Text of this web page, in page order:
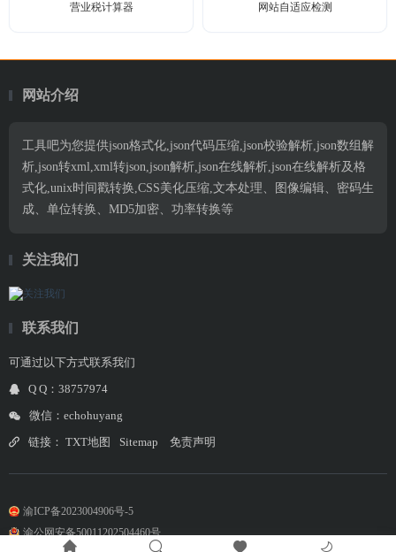
营业税计算器 网站自适应检测
网站介绍
工具吧为您提供json格式化,json代码压缩,json校验解析,json数组解
析,json转xml,xml转json,json解析,json在线解析,json在线解析及格
式化,unix时间戳转换,CSS美化压缩,文本处理、图像编辑、密码生
成、单位转换、MD5加密、功率转换等
关注我们
联系我们
可通过以下方式联系我们
Q Q：38757974
微信：echohuyang
链接： TXT地图 Sitemap 免责声明
渝ICP备2023004906号-5
渝公网安备50011202504460号